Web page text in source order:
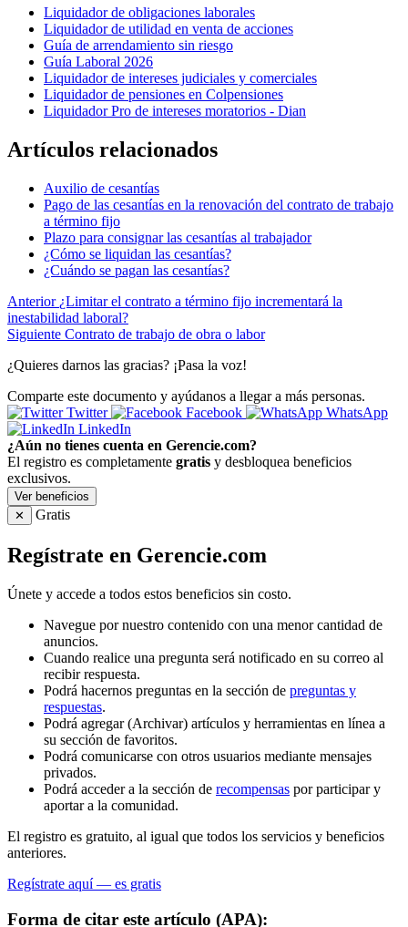
Liquidador de obligaciones laborales
Liquidador de utilidad en venta de acciones
Guía de arrendamiento sin riesgo
Guía Laboral 2026
Liquidador de intereses judiciales y comerciales
Liquidador de pensiones en Colpensiones
Liquidador Pro de intereses moratorios - Dian
Artículos relacionados
Auxilio de cesantías
Pago de las cesantías en la renovación del contrato de trabajo
a término fijo
Plazo para consignar las cesantías al trabajador
¿Cómo se liquidan las cesantías?
¿Cuándo se pagan las cesantías?
Anterior ¿Limitar el contrato a término fijo incrementará la
inestabilidad laboral?
Siguiente Contrato de trabajo de obra o labor
¿Quieres darnos las gracias? ¡Pasa la voz!
Comparte este documento y ayúdanos a llegar a más personas.
Twitter
Facebook
WhatsApp
LinkedIn
¿Aún no tienes cuenta en Gerencie.com?
El registro es completamente gratis y desbloquea beneficios
exclusivos.
Ver beneficios
✕
Gratis
Regístrate en Gerencie.com
Únete y accede a todos estos beneficios sin costo.
Navegue por nuestro contenido con una menor cantidad de
anuncios.
Cuando realice una pregunta será notificado en su correo al
recibir respuesta.
Podrá hacernos preguntas en la sección de preguntas y
respuestas.
Podrá agregar (Archivar) artículos y herramientas en línea a
su sección de favoritos.
Podrá comunicarse con otros usuarios mediante mensajes
privados.
Podrá acceder a la sección de recompensas por participar y
aportar a la comunidad.
El registro es gratuito, al igual que todos los servicios y beneficios
anteriores.
Regístrate aquí — es gratis
Forma de citar este artículo (APA):